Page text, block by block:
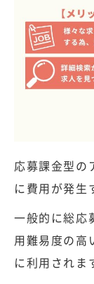
応募課金型の
に費用が発生
一般的に総応
用難易度の高
に利用されま